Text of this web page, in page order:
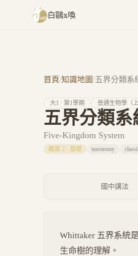
跳至主要內容
白鷗x喚
首頁/知識地圖/五界分類系
大1 · 第1學期 普通生物學（上
五界分類系
Five-Kingdom System
難度 2 · 基礎 taxonomy
國中講法
Whittaker 五界系統
生命樹的理解。